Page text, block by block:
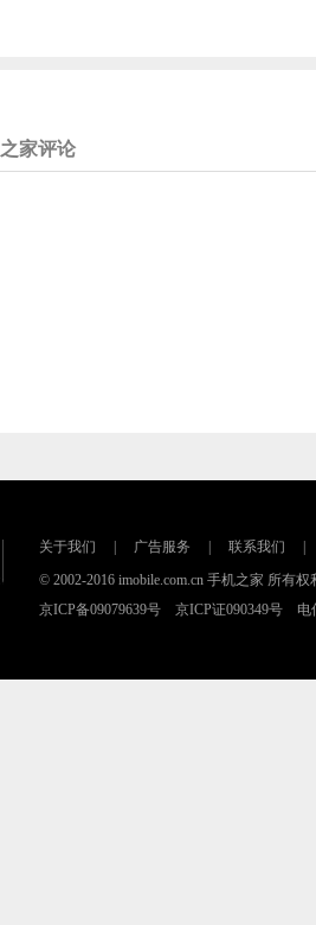
之家评论
关于我们 广告服务 联系我们
© 2002-2016 imobile.com.cn 手机之家 所有
京ICP备09079639号 京ICP证090349号 电